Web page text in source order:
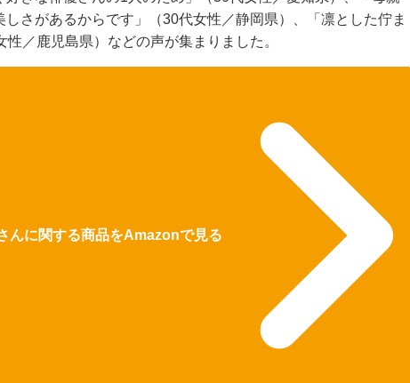
さがあるからです」（30代女性／静岡県）、「凛とした佇ま
／鹿児島県）などの声が集まりました。
んに関する商品をAmazonで見る